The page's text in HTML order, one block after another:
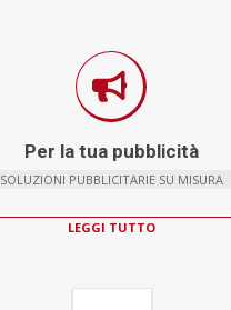
Per la tua pubblicità
SOLUZIONI PUBBLICITARIE SU MISURA
LEGGI TUTTO